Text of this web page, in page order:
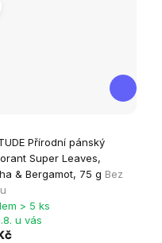
Přírodní pánský
Super Leaves,
& Bergamot, 75 g Bez
> 5 ks
u vás